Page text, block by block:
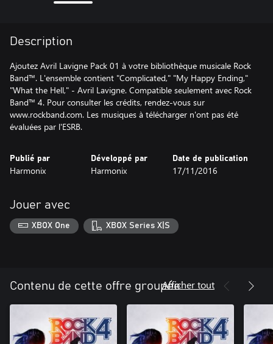
Description
Ajoutez Avril Lavigne Pack 01 à votre bibliothèque musicale Rock
Band™. L'ensemble contient "Complicated," "My Happy Ending,"
"What the Hell," - Avril Lavigne. Compatible seulement avec Rock
Band™ 4. Pour consulter les crédits, rendez-vous sur
www.rockband.com. Les musiques à télécharger n'ont pas été
évaluées par l'ESRB.
Publié par
Harmonix
Développé par
Harmonix
Date de publication
17/11/2016
Jouer avec
XBOX One XBOX Series X|S
Contenu de cette offre groupéeAfficher tout